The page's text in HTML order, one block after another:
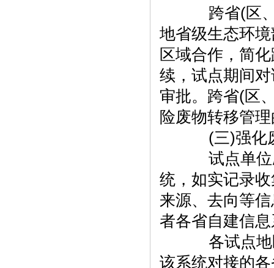
跨省(区、
地省级生态环
区域合作，简
续，试点期间
审批。跨省(区
险废物转移管
(三)强化废
试点单位
统，如实记录
来源、去向等
者各省自建信
各试点地
该系统对接的